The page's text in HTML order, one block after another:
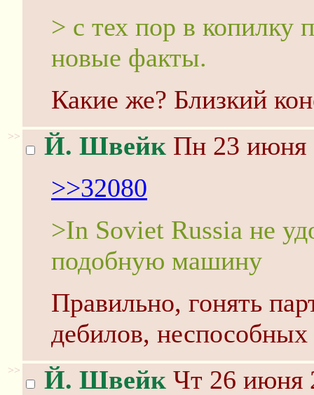
> с тех пор в копилку
новые факты.
Какие же? Близкий
>> Й. Швейк Пн 23 июня
>>32080
>In Soviet Russia не
подобную машину
Правильно, гонять
дебилов, неспособных
>> Й. Швейк Чт 26 июня